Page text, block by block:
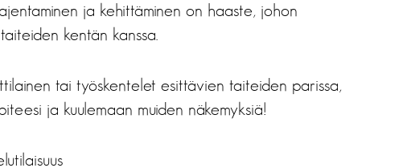
ja kehittäminen on haaste, johon
kentän kanssa.
tai työskentelet esittävien taiteiden parissa,
ja kuulemaan muiden näkemyksiä!